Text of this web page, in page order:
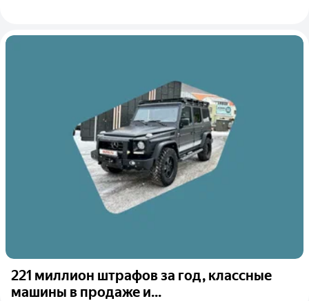
221 миллион штрафов за год, классные
машины в продаже и...